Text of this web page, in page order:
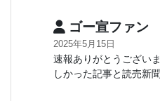
ゴー宣ファン
2025年5月15日
速報ありがとうござい
しかった記事と読売新